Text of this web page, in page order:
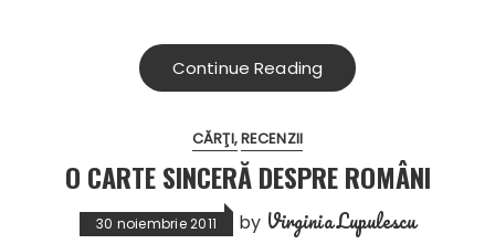
Continue Reading
CĂRŢI RECENZII
O CARTE SINCERĂ DESPRE ROMÂNI
30 noiembrie 2011 by Virginia Lupulescu